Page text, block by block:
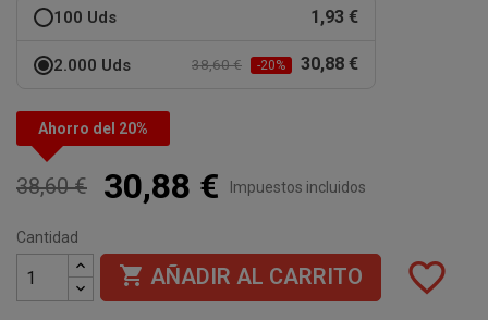
100 Uds 1,93 €
2.000 Uds 38,60 € -20% 30,88 €
Ahorro del 20%
38,60 € 30,88 € Impuestos incluidos
Cantidad
 AÑADIR AL CARRITO favorite_border